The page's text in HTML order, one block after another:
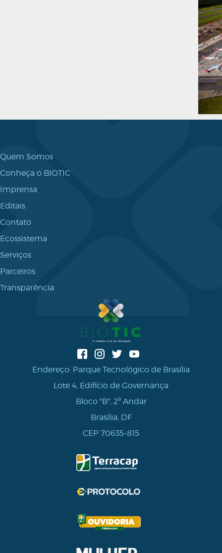
Quem Somos
Conheça o BIOTIC
Imprensa
Editais
Contato
Ecossistema
Serviços
Parceiros
Transparência
Endereço: Parque Tecnológico de Brasília
Lote 4, Edifício de Governança
Bloco "B", 2º Andar
Brasília, DF
CEP 70635-815